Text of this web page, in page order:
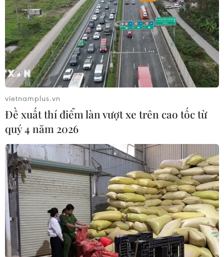
Thành phố Hồ Chí Minh bắn pháo hoa tại 7 điểm
chào mừng 81 năm Quốc khánh
10/08/2026 12:00
Quy định nguyên tắc hoạt động của Ban Chỉ đạo
Trung ương phòng, chống ma túy
10/08/2026 12:00
vietnamplus.vn
Đề xuất thí điểm làn vượt xe trên cao tốc từ
quý 4 năm 2026